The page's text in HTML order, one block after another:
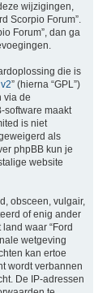
wijzigingen,
Scorpio Forum”.
Forum”, dan ga
die is
” (hierna “GPL”)
via de
software maakt
is niet
als
phpBB kun je
website
obsceen, vulgair,
of enig ander
waar “Ford
wetgeving
kan ertoe
wordt verbannen
De IP-adressen